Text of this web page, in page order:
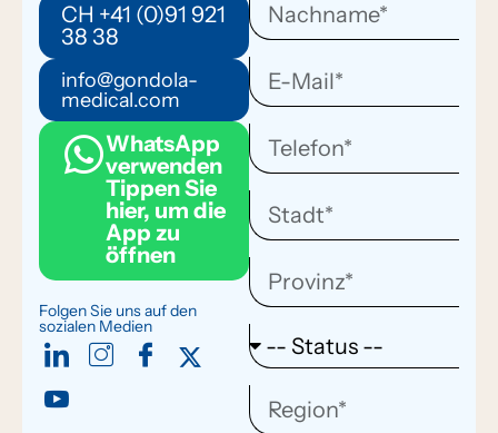
CH +41 (0)91 921
38 38
info@gondola-
medical.com
WhatsApp
verwenden
Tippen Sie
hier, um die
App zu
öffnen
Folgen Sie uns auf den
sozialen Medien